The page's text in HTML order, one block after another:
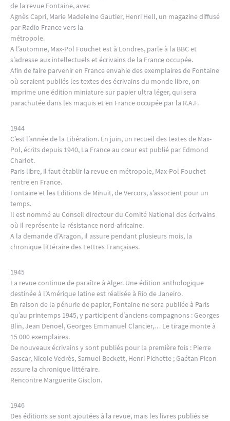
de la revue Fontaine, avec
Agnès Capri, Marie Madeleine Gautier, Henri Hell, un magazine diffusé
par Radio France vers la
métropole.
A l’automne, Max-Pol Fouchet est à Londres, parle à la BBC et
s’adresse aux intellectuels et écrivains de la France occupée.
Afin de faire parvenir en France envahie des exemplaires de Fontaine
où seraient publiés les textes des écrivains du monde libre, on
imprime une édition miniature sur papier ultra léger, qui sera
parachutée dans les maquis et en France occupée par la R.A.F.
1944
C’est l’année de la Libération. En juin, un recueil des textes de Max-
Pol, écrits depuis 1940, La France au cœur est publié par Edmond
Charlot.
Paris libre, il faut établir la revue en métropole, Max-Pol Fouchet
rentre en France.
Fontaine et les Editions de Minuit, de Vercors, s’associent pour un
temps.
Il est nommé au Conseil directeur du Comité National des écrivains
où il représente la résistance nord-africaine.
A la demande d’Aragon, il assure pendant plusieurs mois, la
chronique littéraire des Lettres Françaises.
1945
La revue continue de paraître à Alger. Une édition anthologique
destinée à l’Amérique latine est réalisée à Rio de Janeiro.
En raison de la pénurie de papier, Fontaine ne sera publiée à Paris
qu’au printemps 1945, y participent d’anciens compagnons : Georges
Blin, Jean Denoël, Georges Emmanuel Clancier,… Le tirage monte à
15 000 exemplaires.
De nouveaux écrivains y sont publiés pour la première fois : Pierre
Gascar, Nicole Vedrès, Samuel Beckett, Henri Pichette ; Gaétan Picon
assure la chronique littéraire.
Rencontre Marguerite Gisclon.
1946
Des éditions se sont ajoutées à la revue, mais les livres publiés se